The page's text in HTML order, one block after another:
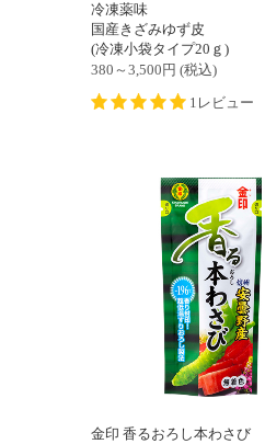
冷凍薬味
国産きざみゆず皮
(冷凍小袋タイプ20ｇ)
380～3,500 円 (税込)
1レビュー
金印 香るおろし本わさび